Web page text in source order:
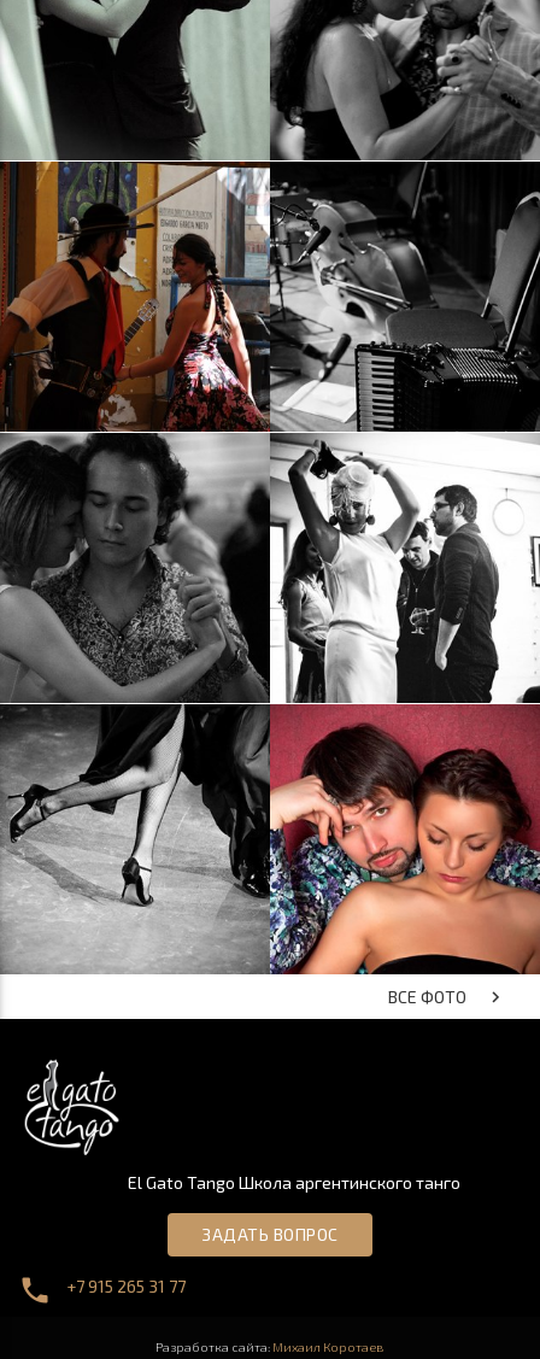
ВСЕ ФОТО keyboard_arrow_right
El Gato Tango Школа аргентинского танго
ЗАДАТЬ ВОПРОС
phone +7 915 265 31 77
Разработка сайта: Михаил Коротаев